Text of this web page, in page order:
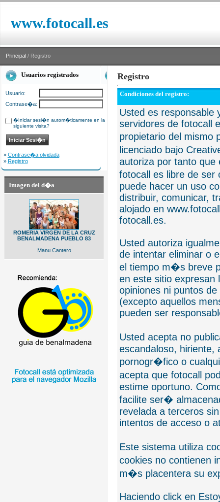
www.fotocall.es
Principal / Registro
Usuarios registrados
Usuario:
Contrase�a:
�Iniciar sesi�n autom�ticamente en la
siguiente visita?
» Contrase�a olvidada
» Registro
Imagen del d�a
ROMERIA VIRGEN DE LA CRUZ
BENALMADENA PUEBLO 83
Manu Cantero
Registro
Condiciones del registro:
Usted es responsable
servidores de fotocall
propietario del mismo
licenciado bajo
autoriza por tanto que
fotocall es libre de
puede hacer un uso
distribuir, comunicar,
alojado en
fotocall.es.
Usted autoriza
de intentar eliminar o
el tiempo m�s breve
en este sitio expresan
opiniones ni puntos
(excepto aquellos
pueden ser
Usted acepta no
escandaloso, hiriente,
pornogr�fico o
acepta que fotocall
estime oportuno.
facilite ser�
revelada a terceros
intentos de acceso o
Este sistema utiliza
cookies no contienen
m�s placentera su
Haciendo click en